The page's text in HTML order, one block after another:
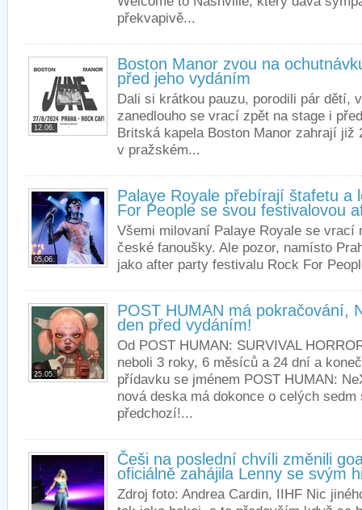
překvapivě...
12.06.
Boston Manor zvou na
před jeho vydáním
Dali si krátkou pauzu, porodili pár dětí,
zanedlouho se vrací zpět na stage i
Britská kapela Boston Manor zahrají již
v pražském...
05.06.
Palaye Royale přebírají štafetu a
For People se svou festivalovou
Všemi milovaní Palaye Royale se vrací
české fanoušky. Ale pozor, namísto
jako after party festivalu Rock For
25.05.
POST HUMAN má pokračování,
den před vydáním!
Od POST HUMAN: SURVIVAL
neboli 3 roky, 6 měsíců a 24 dní a
přídavku se jménem POST HUMAN:
nová deska má dokonce o celých
předchozí!...
Češi na poslední chvíli změnili
oficiálně zahájila Lenny se svým
Zdroj foto: Andrea Cardin, IIHF Nic